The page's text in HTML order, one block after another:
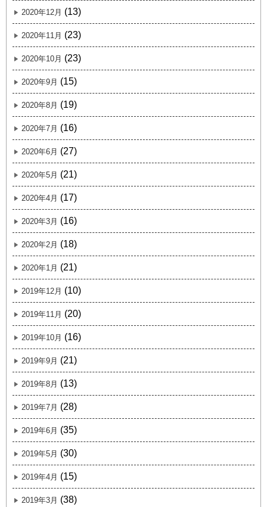
2020年12月 (13)
2020年11月 (23)
2020年10月 (23)
2020年9月 (15)
2020年8月 (19)
2020年7月 (16)
2020年6月 (27)
2020年5月 (21)
2020年4月 (17)
2020年3月 (16)
2020年2月 (18)
2020年1月 (21)
2019年12月 (10)
2019年11月 (20)
2019年10月 (16)
2019年9月 (21)
2019年8月 (13)
2019年7月 (28)
2019年6月 (35)
2019年5月 (30)
2019年4月 (15)
2019年3月 (38)